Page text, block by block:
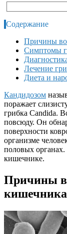
Содержание
Причины
Симптомы
Лечение
Диета и
Кандидозом
поражает
грибка Candida.
повсюду. Он
поверхности
организме
половых
кишечнике.
Причины
кишечника